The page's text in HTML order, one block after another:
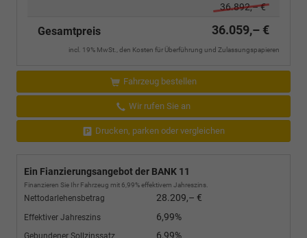
36.892,– €
Gesamtpreis 36.059,– €
incl. 19% MwSt., den Kosten für Überführung und Zulassungspapieren
Fahrzeug bestellen
Wir rufen Sie an
Drucken, parken oder vergleichen
Ein Fianzierungsangebot der BANK 11
Finanzieren Sie Ihr Fahrzeug mit 6,99% effektivem Jahreszins.
Nettodarlehensbetrag 28.209,– €
Effektiver Jahreszins 6,99%
6,99%